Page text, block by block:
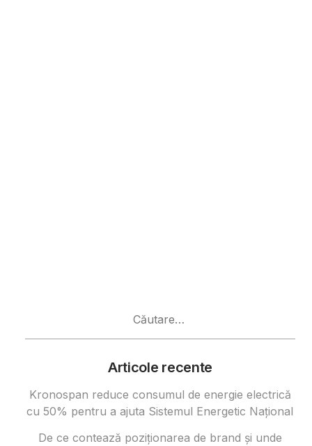
Articole recente
Kronospan reduce consumul de energie electrică
cu 50% pentru a ajuta Sistemul Energetic Național
De ce contează poziționarea de brand și unde